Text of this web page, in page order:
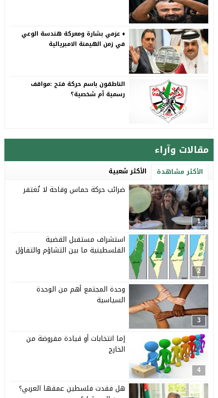
♦️ عزمي بشارة ومعركة هندسة الوعي
في زمن الهيمنة الامبريالية
الناطقون باسم حركة فتح :مواقف
رسمية أم شخصية؟
مقالات وآراء
الأكثر مشاهدة الأكثر شعبية
1
ضرائب حركة حماس وقاحة لا تُغتفر
2
استشراف مستقبل القضية
الفلسطينية ما بين التشاؤم والتفاؤل
3
وحدة المجتمع أهم من الوحدة
السياسية
4
إما انتخابات أو قيادة مفروضة من
الخارج
هل فقدت فلسطين عمقها العربي؟